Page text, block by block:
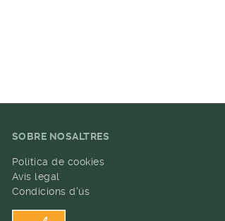
SOBRE NOSALTRES
Política de cookies
Avís legal
Condicions d'ús